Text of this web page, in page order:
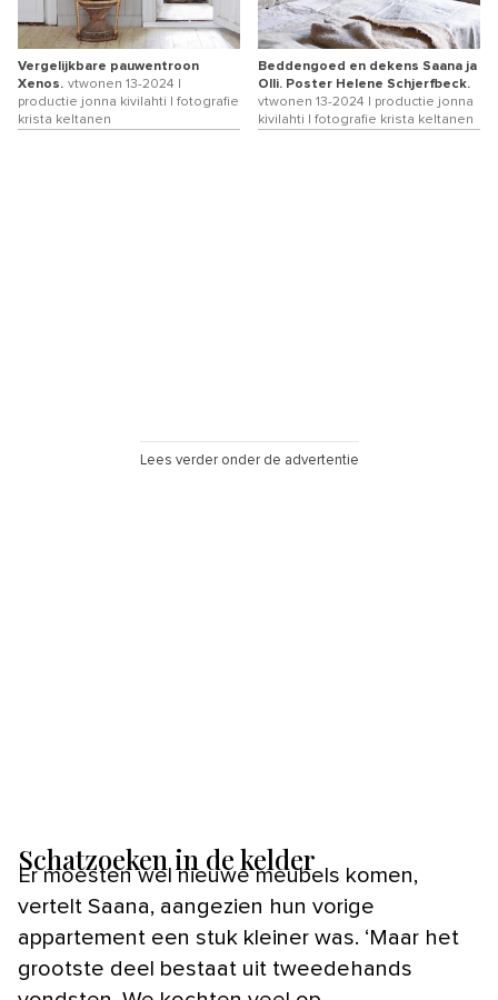
Vergelijkbare pauwentroon
Xenos. vtwonen 13-2024 |
productie jonna kivilahti | fotografie
krista keltanen
Beddengoed en dekens Saana ja
Olli. Poster Helene Schjerfbeck.
vtwonen 13-2024 | productie jonna
kivilahti | fotografie krista keltanen
Lees verder onder de advertentie
Schatzoeken in de kelder
Er moesten wel nieuwe meubels komen,
vertelt Saana, aangezien hun vorige
appartement een stuk kleiner was. ‘Maar het
grootste deel bestaat uit tweedehands